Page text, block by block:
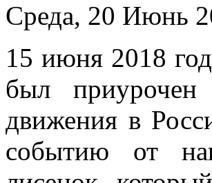
Среда, 20 Июнь
15 июня 2018
был
движения в
событию от